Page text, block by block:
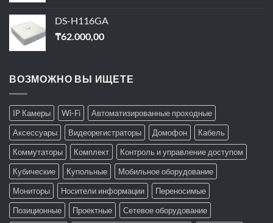
DS-H116GA
₸62.000,00
ВОЗМОЖНО ВЫ ИЩЕТЕ
IP Камеры Wi-Fi
Автоматизированные проходные
Аксессуары
Видеорегистраторы Домофон
Кабель
Коммутаторы
Комплект
Контроль и управление доступом
Кубические
Купольные
Мобильное оборудование
Мониторы
Носители информации
Переносимые
Позиционные
Проектные
Сетевое оборудование